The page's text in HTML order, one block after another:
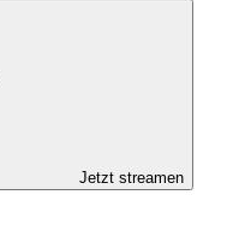
Jetzt streamen